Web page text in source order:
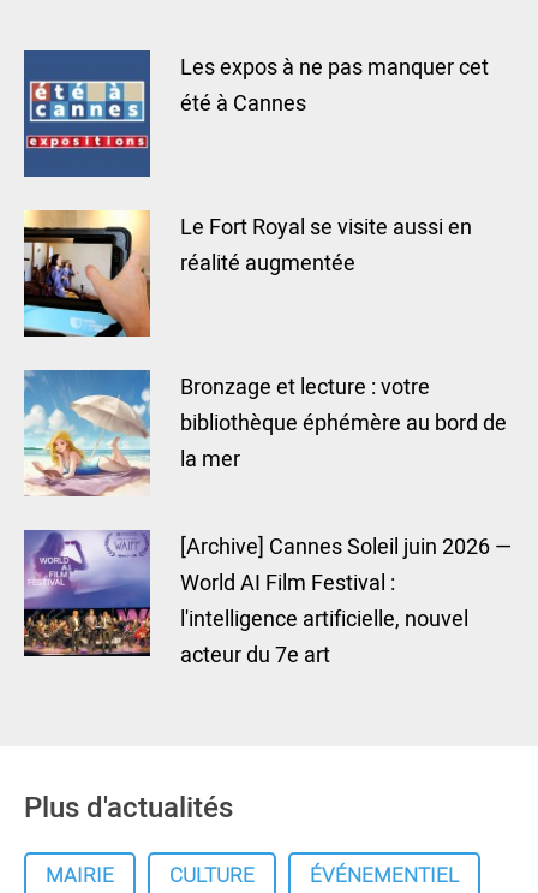
Les expos à ne pas manquer cet
été à Cannes
Le Fort Royal se visite aussi en
réalité augmentée
Bronzage et lecture : votre
bibliothèque éphémère au bord de
la mer
[Archive] Cannes Soleil juin 2026 —
World AI Film Festival :
l'intelligence artificielle, nouvel
acteur du 7e art
Plus d'actualités
MAIRIE CULTURE
ÉVÉNEMENTIEL